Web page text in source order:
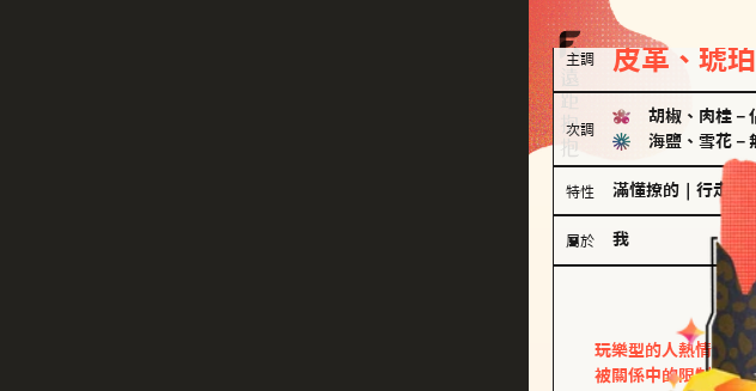
主調 皮革、琥
次調
胡椒、肉桂 －
海鹽、雪花 －
特性 滿懂撩的 行走的
屬於 我
玩樂型的人熱情洋溢
被關係中的限制綑綁